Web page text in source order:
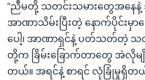
“ညီမတို့ သတင်းသမားတွေအနေနဲ့
အာဏာသိမ်းပြီးတဲ့ နောက်ပိုင်းမှာ
ပေါ့၊ အာဏာရှင်နဲ့ ပတ်သတ်တဲ့
တို့က ခြိမ်းခြောက်တာတွေ အဲလိုမ
တယ်။ အရင်နဲ့ စာရင် လုံခြုံမှုရှိတ